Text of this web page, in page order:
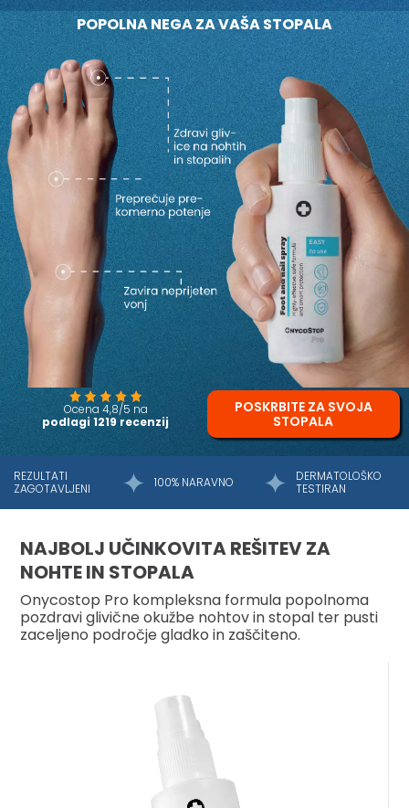
POPOLNA NEGA ZA VAŠA STOPALA
Ocena 4,8/5 na
podlagi 1219 recenzij
POSKRBITE ZA SVOJA
STOPALA
REZULTATI
ZAGOTAVLJENI
100% NARAVNO
DERMATOLOŠKO
TESTIRAN
NAJBOLJ UČINKOVITA REŠITEV ZA
NOHTE IN STOPALA
Onycostop Pro kompleksna formula popolnoma
pozdravi glivične okužbe nohtov in stopal ter pusti
zaceljeno področje gladko in zaščiteno.